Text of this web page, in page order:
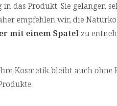
das Produkt. Sie gelangen
empfehlen wir, die
mit einem Spatelzu
Kosmetik bleibt auch ohne